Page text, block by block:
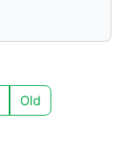
Old